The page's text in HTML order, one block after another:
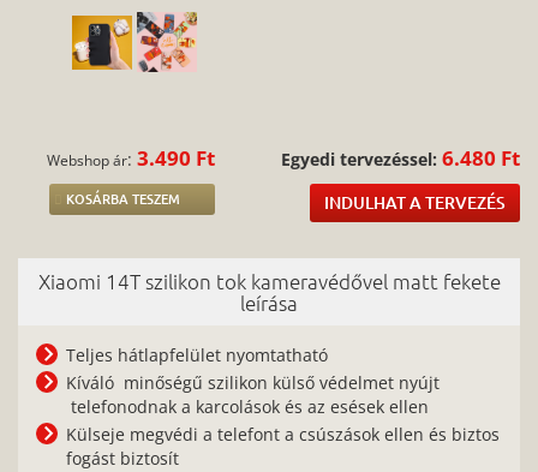
Webshop ár:3.490 Ft
KOSÁRBA TESZEM
Egyedi tervezéssel: 6.480 Ft
INDULHAT A TERVEZÉS
Xiaomi 14T szilikon tok kameravédővel matt fekete
leírása
Teljes hátlapfelület nyomtatható
Kíváló minőségű szilikon külső védelmet nyújt
telefonodnak a karcolások és az esések ellen
Külseje megvédi a telefont a csúszások ellen és biztos
fogást biztosít